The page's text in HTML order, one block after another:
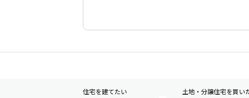
住宅を建てたい 土地・分譲住宅を買い